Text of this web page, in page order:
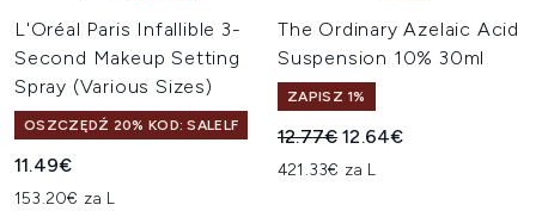
L'Oréal Paris Infallible 3-
Second Makeup Setting
Spray (Various Sizes)
OSZCZĘDŹ 20% KOD: SALELF
11.49€
153.20€ za L
The Ordinary Azelaic Acid
Suspension 10% 30ml
ZAPISZ 1%
Sugerowana cena
12.77€Aktualna cena:
12.64€
421.33€ za L